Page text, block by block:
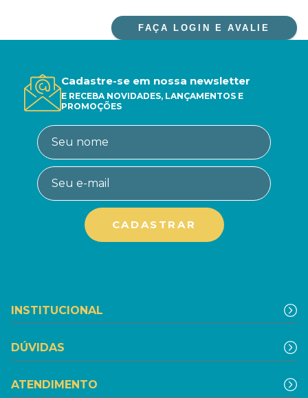
FAÇA LOGIN E AVALIE
Cadastre-se em nossa newsletter
E RECEBA NOVIDADES, LANÇAMENTOS E
PROMOÇÕES
INSTITUCIONAL
DÚVIDAS
ATENDIMENTO